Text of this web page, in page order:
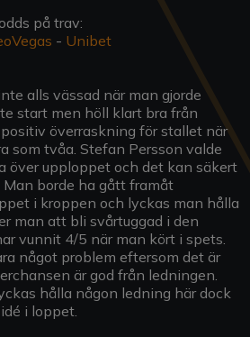
på trav:
- Unibet
alls vässad när man gjorde
start men höll klart bra från
överraskning för stallet när
som tvåa. Stefan Persson valde
över upploppet och det kan säkert
borde ha gått framåt
i kroppen och lyckas man hålla
man att bli svårtuggad i den
vunnit 4/5 när man kört i spets.
något problem eftersom det är
är god från ledningen.
hålla någon ledning här dock
i loppet.